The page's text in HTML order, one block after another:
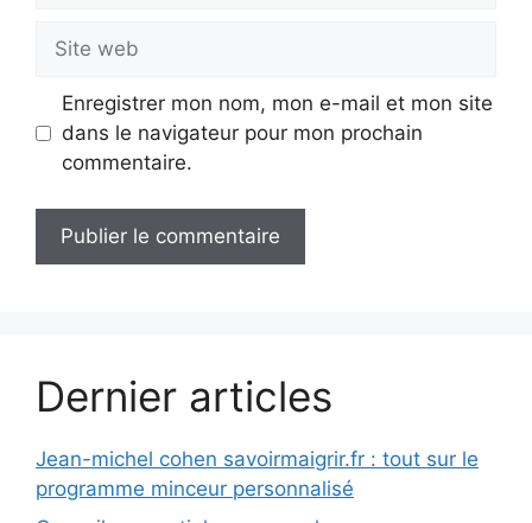
Site
web
Enregistrer mon nom, mon e-mail et mon site
dans le navigateur pour mon prochain
commentaire.
Dernier articles
Jean-michel cohen savoirmaigrir.fr : tout sur le
programme minceur personnalisé